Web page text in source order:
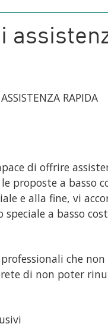
RAPIDA
di offrire
proposte a basso
e alla fine, vi
a basso
che
di non poter